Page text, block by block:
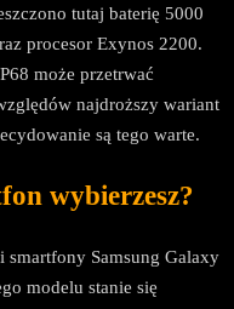
tutaj baterię 5000
procesor Exynos 2200.
może przetrwać
najdroższy wariant
są tego warte.
wybierzesz?
smartfony Samsung Galaxy
modelu stanie się